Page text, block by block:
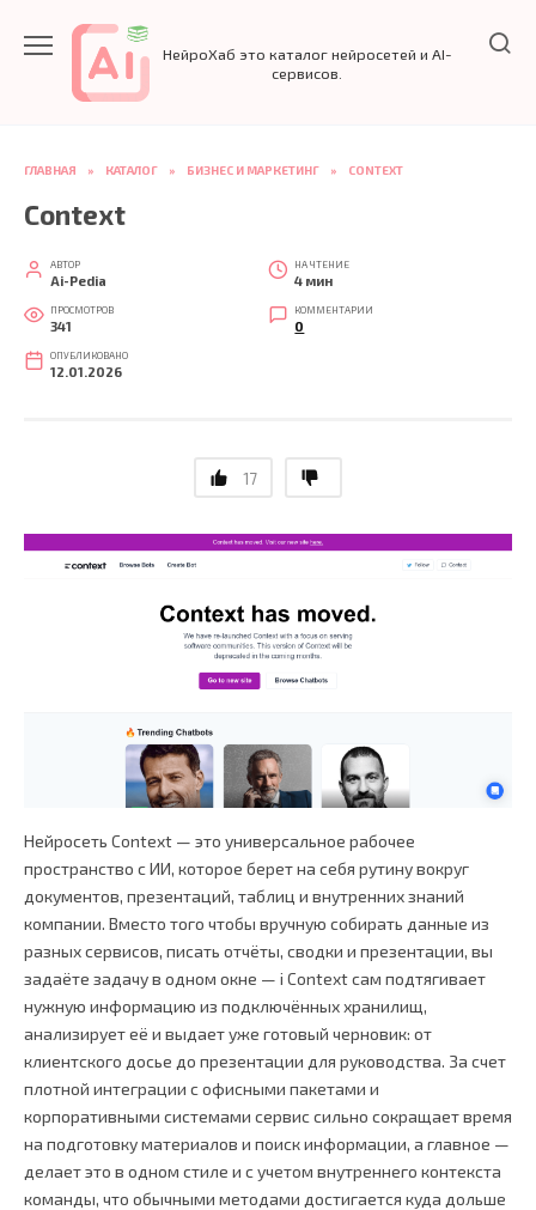
содержанию
НейроХаб это каталог нейросетей и AI-
сервисов.
ГЛАВНАЯ » КАТАЛОГ » БИЗНЕС И МАРКЕТИНГ » CONTEXT
Context
АВТОР
Ai-Pedia
НА ЧТЕНИЕ
4 мин
ПРОСМОТРОВ
341
КОММЕНТАРИИ
0
ОПУБЛИКОВАНО
12.01.2026
17
Нейросеть Context — это универсальное рабочее
пространство с ИИ, которое берет на себя рутину вокруг
документов, презентаций, таблиц и внутренних знаний
компании. Вместо того чтобы вручную собирать данные из
разных сервисов, писать отчёты, сводки и презентации, вы
задаёте задачу в одном окне — і Context сам подтягивает
нужную информацию из подключённых хранилищ,
анализирует её и выдает уже готовый черновик: от
клиентского досье до презентации для руководства. За счет
плотной интеграции с офисными пакетами и
корпоративными системами сервис сильно сокращает время
на подготовку материалов и поиск информации, а главное —
делает это в одном стиле и с учетом внутреннего контекста
команды, что обычными методами достигается куда дольше